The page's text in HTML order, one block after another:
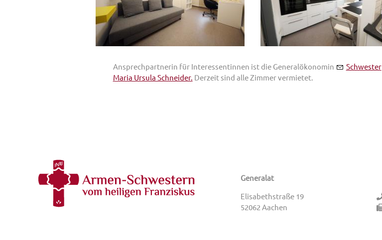
Ansprechpartnerin für Interessentinnen ist die Generalökonomin
Schwester
Maria Ursula Schneider. Derzeit sind alle Zimmer vermietet.
Generalat
Elisabethstraße 19
52062 Aachen